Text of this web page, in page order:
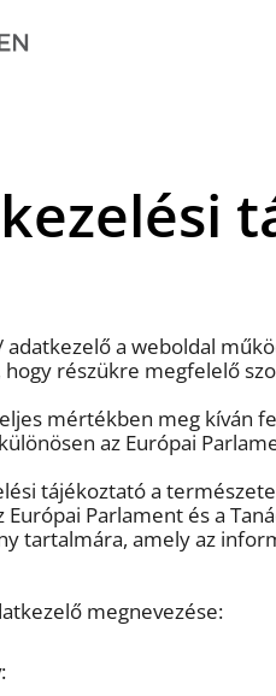
adatkezelő a weboldal
hogy részükre megfelelő
mértékben meg kíván
az Európai
tájékoztató a
Európai Parlament és a
tartalmára, amely az
megnevezése: